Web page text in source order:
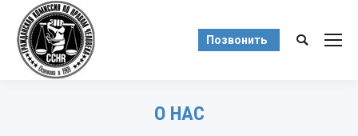
Позвонить Поиск:
О НАС